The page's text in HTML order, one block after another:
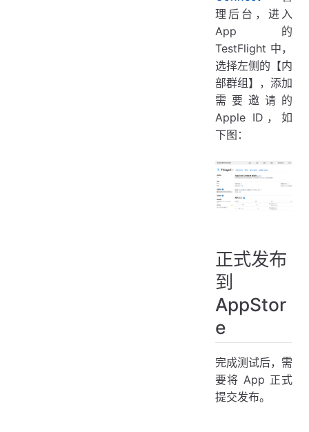
理后台，进入
App 的
TestFlight 中，
选择左侧的【内
部群组】，添加
需要邀请的
Apple ID，如
下图：
正式发布
到
AppStor
e
完成测试后，需
要将 App 正式
提交发布。